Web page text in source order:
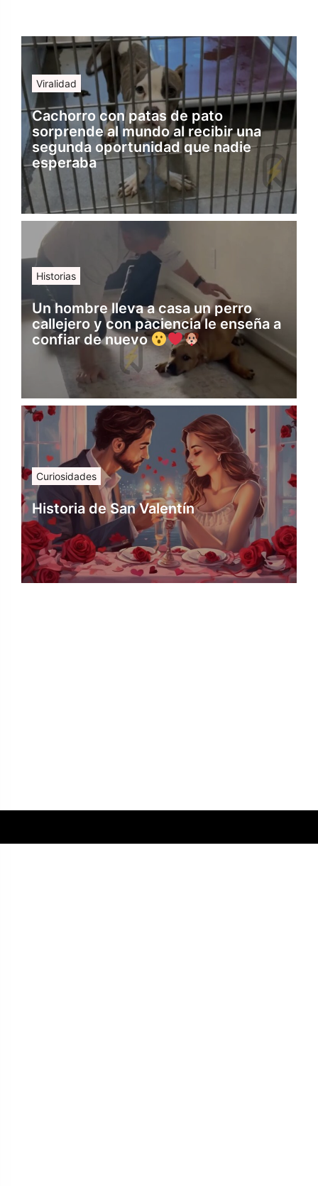
Viralidad
Cachorro con patas de pato
sorprende al mundo al recibir una
segunda oportunidad que nadie
esperaba
Historias
Un hombre lleva a casa un perro
callejero y con paciencia le enseña a
confiar de nuevo
Curiosidades
Historia de San Valentín